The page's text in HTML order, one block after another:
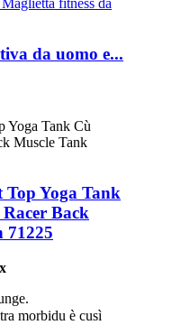
da uomo e...
Yoga Tank
Back
71225
morbidu è cusì